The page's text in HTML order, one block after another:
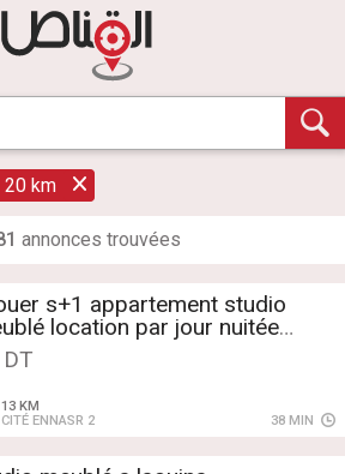
20 km
annonces trouvées
s+1 appartement studio
location par jour nuitée
13 KM
CITÉ ENNASR 2
38 MIN